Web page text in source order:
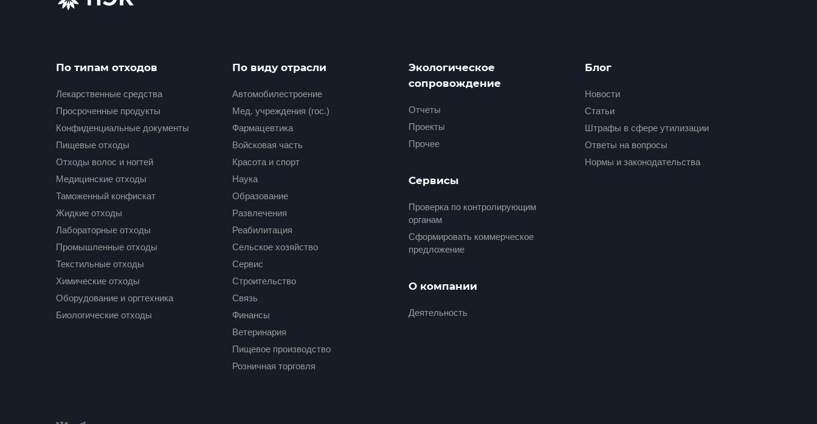
По типам отходов
Лекарственные средства
Просроченные продукты
Конфиденциальные документы
Пищевые отходы
Отходы волос и ногтей
Медицинские отходы
Таможенный конфискат
Жидкие отходы
Лабораторные отходы
Промышленные отходы
Текстильные отходы
Химические отходы
Оборудование и оргтехника
Биологические отходы
По виду отрасли
Автомобилестроение
Мед. учреждения (гос.)
Фармацевтика
Войсковая часть
Красота и спорт
Наука
Образование
Развлечения
Реабилитация
Сельское хозяйство
Сервис
Строительство
Связь
Финансы
Ветеринария
Пищевое производство
Розничная торговля
Экологическое
сопровождение
Отчеты
Проекты
Прочее
Сервисы
Проверка по контролирующим
органам
Сформировать коммерческое
предложение
О компании
Деятельность
Блог
Новости
Статьи
Штрафы в сфере утилизации
Ответы на вопросы
Нормы и законодательства